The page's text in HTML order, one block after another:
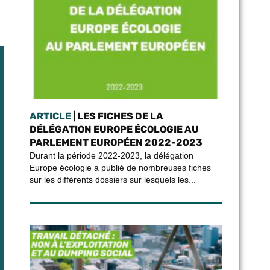
ARTICLE| LES FICHES DE LA
DÉLÉGATION EUROPE ÉCOLOGIE AU
PARLEMENT EUROPÉEN 2022-2023
Durant la période 2022-2023, la délégation
Europe écologie a publié de nombreuses fiches
sur les différents dossiers sur lesquels les...